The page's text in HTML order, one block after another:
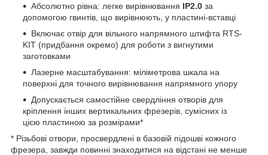
Абсолютно рівна: легке вирівнювання IP2.0 за
допомогою гвинтів, що вирівнюють, у пластині-вставці
Включає отвір для вільного напрямного штифта RTS-
KIT (придбання окремо) для роботи з вигнутими
заготовками
Лазерне масштабування: міліметрова шкала на
поверхні для точного вирівнювання напрямного упору
Допускається самостійне свердління отворів для
кріплення інших вертикальних фрезерів, сумісних із
цією пластиною за розмірами*
* Різьбові отвори, просвердлені в базовій підошві кожного
фрезера, завжди повинні знаходитися на відстані не менше